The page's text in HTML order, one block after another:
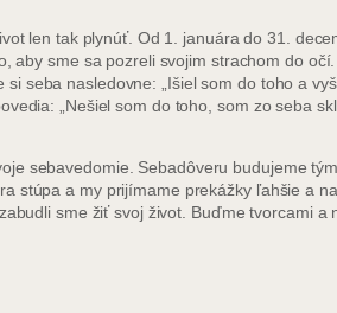
len tak plynúť. Od 1. januára do 31.
aby sme sa pozreli svojim strachom do
seba nasledovne: „Išiel som do toho a
„Nešiel som do toho, som zo seba
sebavedomie. Sebadôveru budujeme
stúpa a my prijímame prekážky ľahšie a
sme žiť svoj život. Buďme tvorcami a